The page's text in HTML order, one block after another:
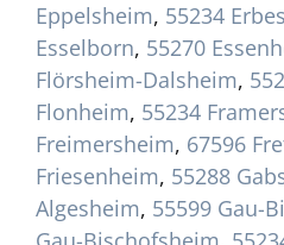
Eppelsheim, 55234
Esselborn, 55270
Flörsheim-Dalsheim,
Flonheim, 55234
Freimersheim, 67596
Friesenheim, 55288
Algesheim, 55599 Gau-